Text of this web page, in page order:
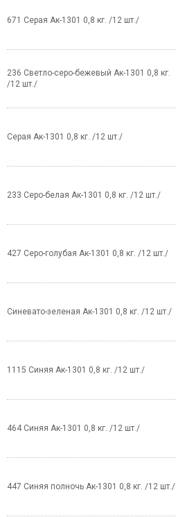
671 Серая Ак-1301 0,8 кг. /12 шт./
236 Светло-серо-бежевый Ак-1301 0,8 кг.
/12 шт./
Серая Ак-1301 0,8 кг. /12 шт./
233 Серо-белая Ак-1301 0,8 кг. /12 шт./
427 Серо-голубая Ак-1301 0,8 кг. /12 шт./
Синевато-зеленая Ак-1301 0,8 кг. /12 шт./
1115 Синяя Ак-1301 0,8 кг. /12 шт./
464 Синяя Ак-1301 0,8 кг. /12 шт./
447 Синяя полночь Ак-1301 0,8 кг. /12 шт./